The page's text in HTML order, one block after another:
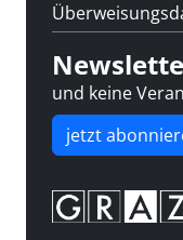
und keine
jetzt